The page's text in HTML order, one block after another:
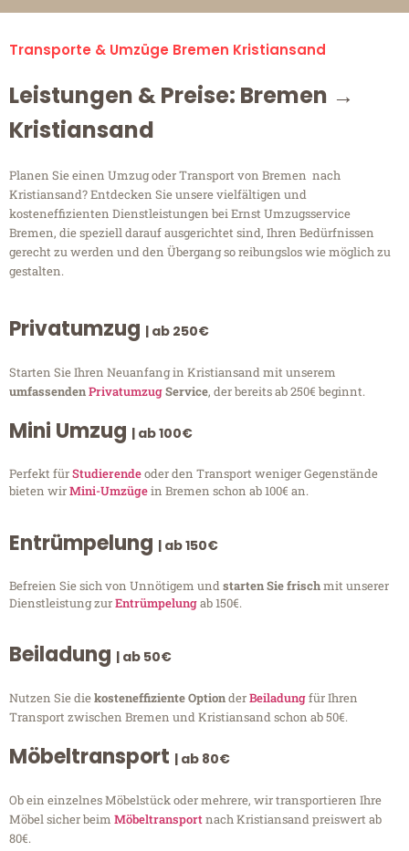
Transporte & Umzüge Bremen Kristiansand
Leistungen & Preise: Bremen →
Kristiansand
Planen Sie einen Umzug oder Transport von Bremen nach
Kristiansand? Entdecken Sie unsere vielfältigen und
kosteneffizienten Dienstleistungen bei Ernst Umzugsservice
Bremen, die speziell darauf ausgerichtet sind, Ihren Bedürfnissen
gerecht zu werden und den Übergang so reibungslos wie möglich zu
gestalten.
Privatumzug | ab 250€
Starten Sie Ihren Neuanfang in Kristiansand mit unserem
umfassendenPrivatumzugService, der bereits ab 250€ beginnt.
Mini Umzug | ab 100€
Perfekt fürStudierendeoder den Transport weniger Gegenstände
bieten wirMini-Umzügein Bremen schon ab 100€ an.
Entrümpelung | ab 150€
Befreien Sie sich von Unnötigem undstarten Sie frischmit unserer
Dienstleistung zurEntrümpelungab 150€.
Beiladung | ab 50€
Nutzen Sie diekosteneffiziente OptionderBeiladungfür Ihren
Transport zwischen Bremen und Kristiansand schon ab 50€.
Möbeltransport | ab 80€
Ob ein einzelnes Möbelstück oder mehrere, wir transportieren Ihre
Möbel sicher beim Möbeltransportnach Kristiansand preiswert ab
80€.